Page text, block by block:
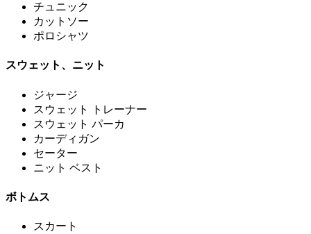
チュニック
カットソー
ポロシャツ
スウェット、ニット
ジャージ
スウェット トレーナー
スウェット パーカ
カーディガン
セーター
ニット ベスト
ボトムス
スカート